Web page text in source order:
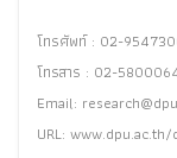
โทรศัพท์ : 02-
โทรสาร : 02-
Email:
URL: